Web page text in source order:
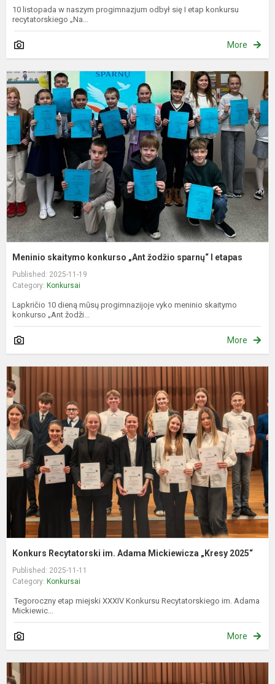
10 listopada w naszym progimnazjum odbył się I etap konkursu
recytatorskiego „Na...
More
Meninio skaitymo konkurso „Ant žodžio sparnų“ I etapas
Published: 2025-11-19
Category: Konkursai
Lapkričio 10 dieną mūsų progimnazijoje vyko meninio skaitymo
konkurso „Ant žodži...
More
Konkurs Recytatorski im. Adama Mickiewicza „Kresy 2025“
Published: 2025-11-11
Category: Konkursai
Tegoroczny etap miejski XXXIV Konkursu Recytatorskiego im. Adama
Mickiewic...
More